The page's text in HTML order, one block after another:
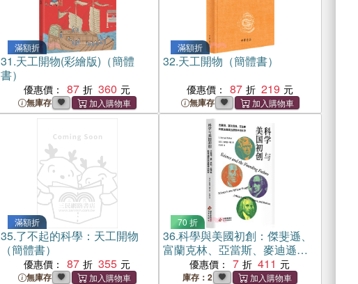
滿額折
31.天工開物(彩繪版)（簡體
書）
優惠價： 87 360
無庫存
滿額折
32.天工開物（簡體書）
優惠價： 87 219
無庫存
滿額折
35.了不起的科學：天工開物
（簡體書）
優惠價： 87 355
無庫存
70 折
36.科學與美國初創：傑斐遜、
富蘭克林、亞當斯、麥迪遜政
治思想中的科學（簡體書）
優惠價： 7 411
庫存：2